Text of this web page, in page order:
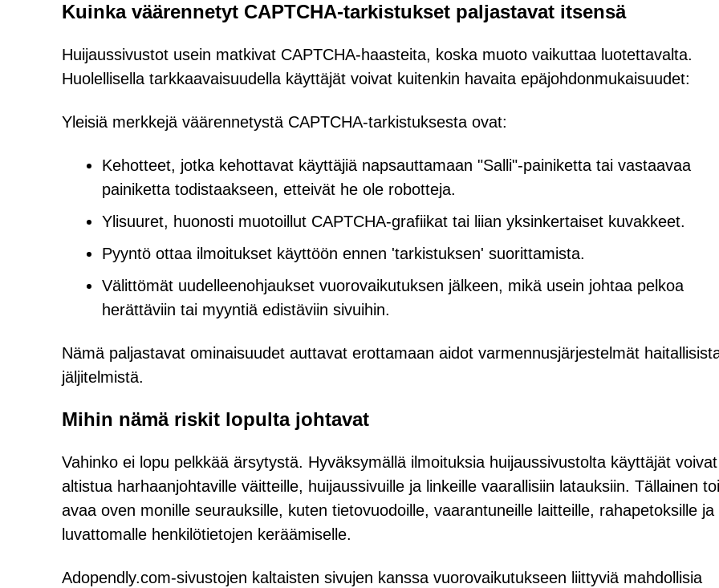
Kuinka väärennetyt CAPTCHA-tarkistukset paljastavat itsensä
Huijaussivustot usein matkivat CAPTCHA-haasteita, koska muoto vaikuttaa luotettavalta.
Huolellisella tarkkaavaisuudella käyttäjät voivat kuitenkin havaita epäjohdonmukaisuudet:
Yleisiä merkkejä väärennetystä CAPTCHA-tarkistuksesta ovat:
Kehotteet, jotka kehottavat käyttäjiä napsauttamaan "Salli"-painiketta tai vastaavaa
painiketta todistaakseen, etteivät he ole robotteja.
Ylisuuret, huonosti muotoillut CAPTCHA-grafiikat tai liian yksinkertaiset kuvakkeet.
Pyyntö ottaa ilmoitukset käyttöön ennen 'tarkistuksen' suorittamista.
Välittömät uudelleenohjaukset vuorovaikutuksen jälkeen, mikä usein johtaa pelkoa
herättäviin tai myyntiä edistäviin sivuihin.
Nämä paljastavat ominaisuudet auttavat erottamaan aidot varmennusjärjestelmät
jäljitelmistä.
Mihin nämä riskit lopulta johtavat
Vahinko ei lopu pelkkää ärsytystä. Hyväksymällä ilmoituksia huijaussivustolta käyttäjät voivat
altistua harhaanjohtaville väitteille, huijaussivuille ja linkeille vaarallisiin latauksiin. Tällainen
avaa oven monille seurauksille, kuten tietovuodoille, vaarantuneille laitteille, rahapetoksille ja
luvattomalle henkilötietojen keräämiselle.
Adopendly.com-sivustojen kaltaisten sivujen kanssa vuorovaikutukseen liittyviä mahdollisia